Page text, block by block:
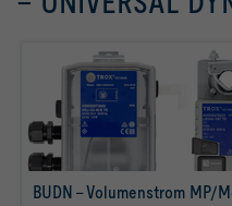
BUDN - Volumenstrom MP/